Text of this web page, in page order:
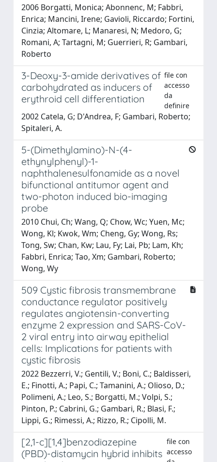
2006 Borgatti, Monica; Abonnenc, M; Fabbri,
Enrica; Mancini, Irene; Gavioli, Riccardo; Fortini,
Cinzia; Altomare, L; Manaresi, N; Medoro, G;
Romani, A; Tartagni, M; Guerrieri, R; Gambari,
Roberto
3-Deoxy-3-amide derivatives of
carbohydrated as inducers of
erythroid cell differentiation
file con
accesso
da
definire
2002 Catela, G; D'Andrea, F; Gambari, Roberto;
Spitaleri, A.
5-(Dimethylamino)-N-(4-
ethynylphenyl)-1-
naphthalenesulfonamide as a novel
bifunctional antitumor agent and
two-photon induced bio-imaging
probe
2010 Chui, Ch; Wang, Q; Chow, Wc; Yuen, Mc;
Wong, Kl; Kwok, Wm; Cheng, Gy; Wong, Rs;
Tong, Sw; Chan, Kw; Lau, Fy; Lai, Pb; Lam, Kh;
Fabbri, Enrica; Tao, Xm; Gambari, Roberto;
Wong, Wy
509 Cystic fibrosis transmembrane
conductance regulator positively
regulates angiotensin-converting
enzyme 2 expression and SARS-CoV-
2 viral entry into airway epithelial
cells: Implications for patients with
cystic fibrosis
2022 Bezzerri, V.; Gentili, V.; Boni, C.; Baldisseri,
E.; Finotti, A.; Papi, C.; Tamanini, A.; Olioso, D.;
Polimeni, A.; Leo, S.; Borgatti, M.; Volpi, S.;
Pinton, P.; Cabrini, G.; Gambari, R.; Blasi, F.;
Lippi, G.; Rimessi, A.; Rizzo, R.; Cipolli, M.
[2,1-c][1,4]benzodiazepine
(PBD)-distamycin hybrid inhibits
file con
accesso